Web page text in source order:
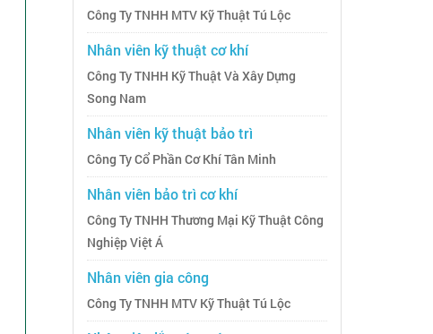
Công Ty TNHH MTV Kỹ Thuật Tú Lộc
Nhân viên kỹ thuật cơ khí
Công Ty TNHH Kỹ Thuật Và Xây Dựng
Song Nam
Nhân viên kỹ thuật bảo trì
Công Ty Cổ Phần Cơ Khí Tân Minh
Nhân viên bảo trì cơ khí
Công Ty TNHH Thương Mại Kỹ Thuật Công
Nghiệp Việt Á
Nhân viên gia công
Công Ty TNHH MTV Kỹ Thuật Tú Lộc